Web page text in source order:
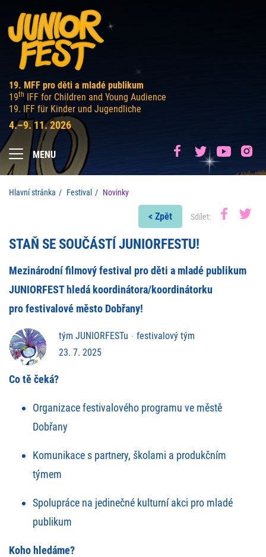
19. MFF pro děti a mladé publikum
19th IFF for Children and Young Audience
19. IFF für Kinder und Jugendliche
4.–9. 11. 2026
MENU
Hlavní stránka Festival Novinky
< Zpět Sdílet:
STAŇ SE SOUČÁSTÍ JUNIORFESTU!
Mezinárodní filmový festival pro děti a mladé publikum
JUNIORFEST hledá koordinátora/koordinátorku
pro festivalové město Dobřany!
tým JUNIORFESTu
festivalový tým
23. 7. 2025
Co tě čeká?
Organizace festivalového programu ve městě
Dobřany
Komunikace s partnery, školami a produkčním
týmem
Spolupráce na jedinečné kulturní akci pro mladé
publikum
Koho hledáme?